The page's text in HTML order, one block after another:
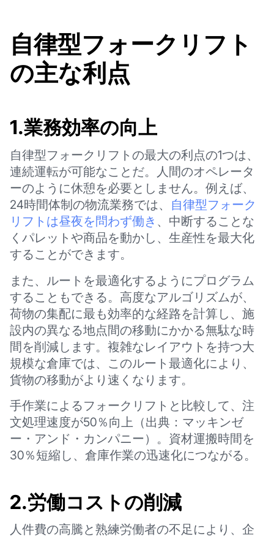
自律型フォークリフト
の主な利点
1.業務効率の向上
自律型フォークリフトの最大の利点の1つは、
連続運転が可能なことだ。人間のオペレータ
ーのように休憩を必要としません。例えば、
24時間体制の物流業務では、 自律型フォーク
リフトは昼夜を問わず働き 、中断することな
くパレットや商品を動かし、生産性を最大化
することができます。
また、ルートを最適化するようにプログラム
することもできる。高度なアルゴリズムが、
荷物の集配に最も効率的な経路を計算し、施
設内の異なる地点間の移動にかかる無駄な時
間を削減します。複雑なレイアウトを持つ大
規模な倉庫では、このルート最適化により、
貨物の移動がより速くなります。
手作業によるフォークリフトと比較して、注
文処理速度が50％向上（出典：マッキンゼ
ー・アンド・カンパニー）。資材運搬時間を
30％短縮し、倉庫作業の迅速化につながる。
2.労働コストの削減
人件費の高騰と熟練労働者の不足により、企